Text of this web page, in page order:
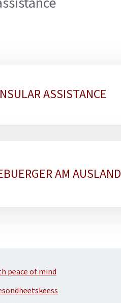
ASSISTANCE
AM AUSLAND
peace of mind